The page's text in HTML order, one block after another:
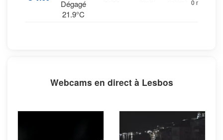
Dégagé
21.9°C
0 mm.
Webcams en direct à Lesbos